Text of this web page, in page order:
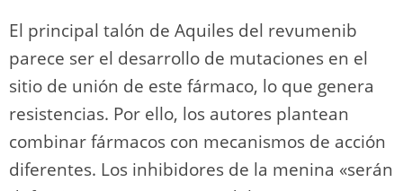
El principal talón de Aquiles del revumenib
parece ser el desarrollo de mutaciones en el
sitio de unión de este fármaco, lo que genera
resistencias. Por ello, los autores plantean
combinar fármacos con mecanismos de acción
diferentes. Los inhibidores de la menina «serán